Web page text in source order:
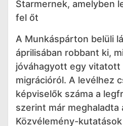
Starmernek, amelyben
fel őt
A Munkáspárton belüli
áprilisában robbant ki,
jóváhagyott egy vitatott
migrációról. A levélhez
képviselők száma a
szerint már meghaladta
Közvélemény-